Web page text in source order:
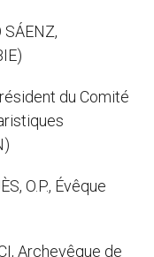
SÁENZ,
du Comité
O.P., Évêque
Archevêque de